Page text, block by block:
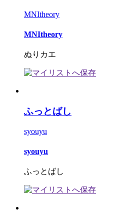
MNItheory
MNItheory
ぬりカエ
ふっとばし
syouyu
syouyu
ふっとばし